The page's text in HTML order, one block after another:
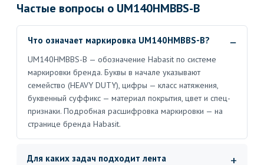
Частые вопросы о UM140HMBBS-B
Что означает маркировка UM140HMBBS-B?
UM140HMBBS-B — обозначение Habasit по системе
маркировки бренда. Буквы в начале указывают
семейство (HEAVY DUTY), цифры — класс натяжения,
буквенный суффикс — материал покрытия, цвет и спец-
признаки. Подробная расшифровка маркировки — на
странице бренда Habasit.
Для каких задач подходит лента